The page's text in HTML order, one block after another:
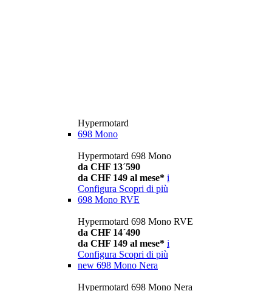
Hypermotard
698 Mono
Hypermotard 698 Mono
da CHF 13´590
da CHF 149 al mese* i
Configura Scopri di più
698 Mono RVE
Hypermotard 698 Mono RVE
da CHF 14´490
da CHF 149 al mese* i
Configura Scopri di più
new 698 Mono Nera
Hypermotard 698 Mono Nera